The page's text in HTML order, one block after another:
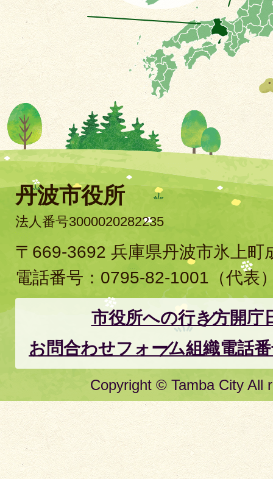
丹波市役所
法人番号3000020282235
〒669-3692 兵庫県丹波市氷上町
電話番号： 0795-82-1001 （代表
市役所への行き方開庁
お問合わせフォーム組織電話
Copyright © Tamba City All